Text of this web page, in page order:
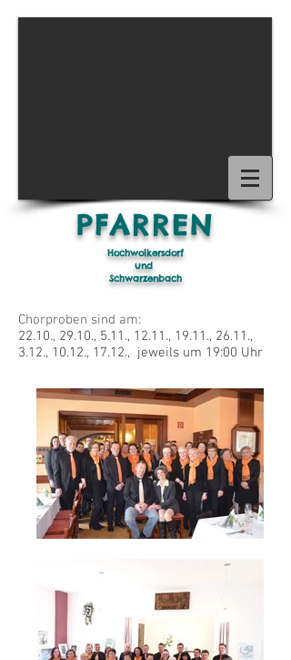
1/15
PFARREN
Hochwolkersdorf
und
Schwarzenbach
Chorproben sind am:
22.10., 29.10., 5.11., 12.11., 19.11., 26.11.,
3.12., 10.12., 17.12., jeweils um 19:00 Uhr